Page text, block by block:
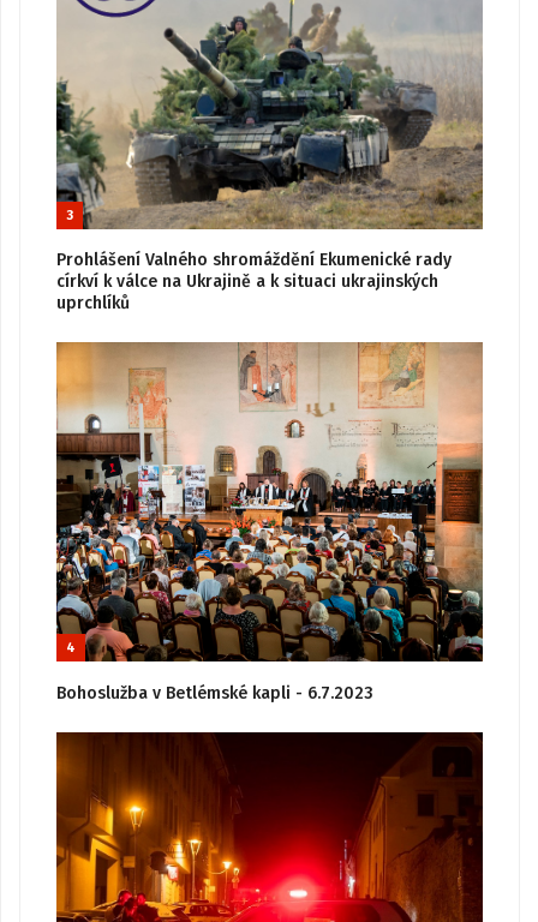
3
Prohlášení Valného shromáždění Ekumenické rady
církví k válce na Ukrajině a k situaci ukrajinských
uprchlíků
4
Bohoslužba v Betlémské kapli - 6.7.2023